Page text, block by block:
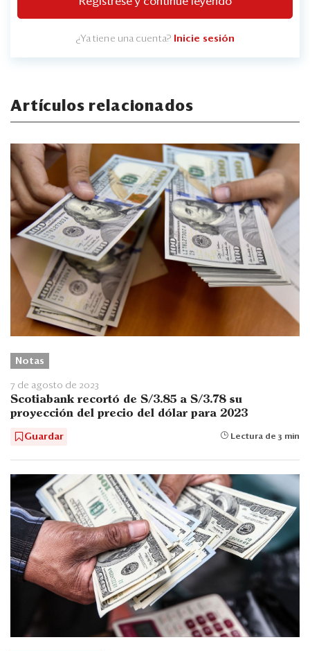
¿Ya tiene una cuenta? Inicie sesión
Artículos relacionados
Notas
7 de agosto de 2023
Scotiabank recortó de S/3.85 a S/3.78 su
proyección del precio del dólar para 2023
Guardar Lectura de 3 min